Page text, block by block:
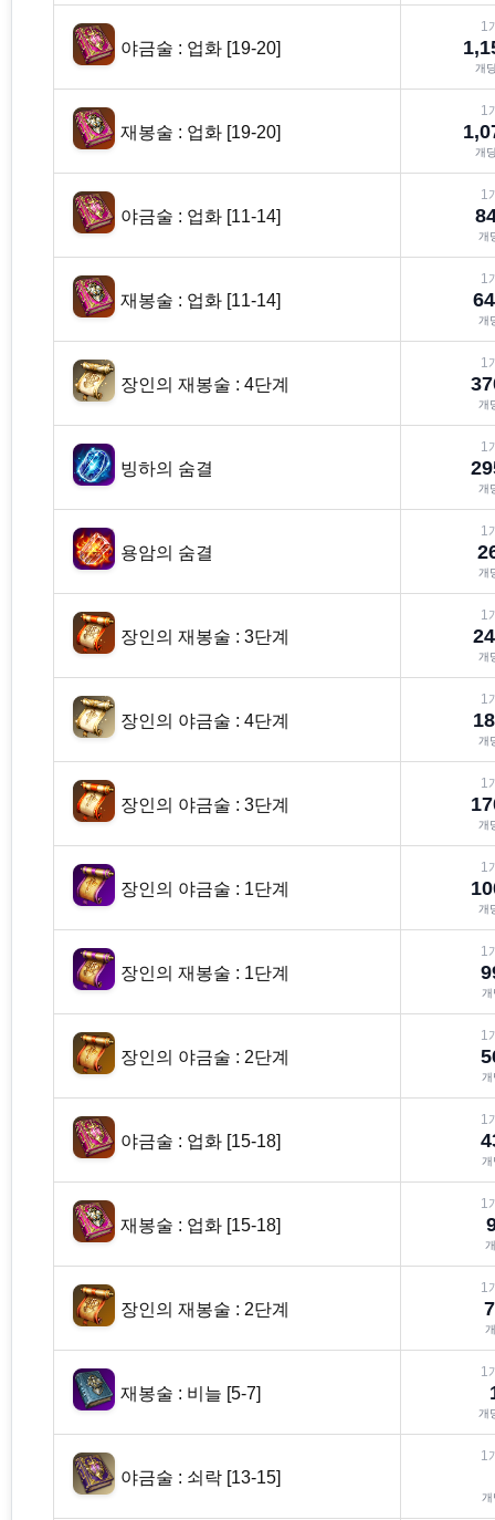
야금술 : 업화 [19-20]
1
개
재봉술 : 업화 [19-20]
1
개
야금술 : 업화 [11-14]
1
개
재봉술 : 업화 [11-14]
1
개
장인의 재봉술 : 4단계
1
개
빙하의 숨결
1
개
용암의 숨결
1
개
장인의 재봉술 : 3단계
1
개
장인의 야금술 : 4단계
1
개
장인의 야금술 : 3단계
1
개
장인의 야금술 : 1단계
1
개
장인의 재봉술 : 1단계
1
장인의 야금술 : 2단계
1
야금술 : 업화 [15-18]
1
재봉술 : 업화 [15-18]
1
장인의 재봉술 : 2단계
1
7
재봉술 : 비늘 [5-7]
1
개
야금술 : 쇠락 [13-15]
1